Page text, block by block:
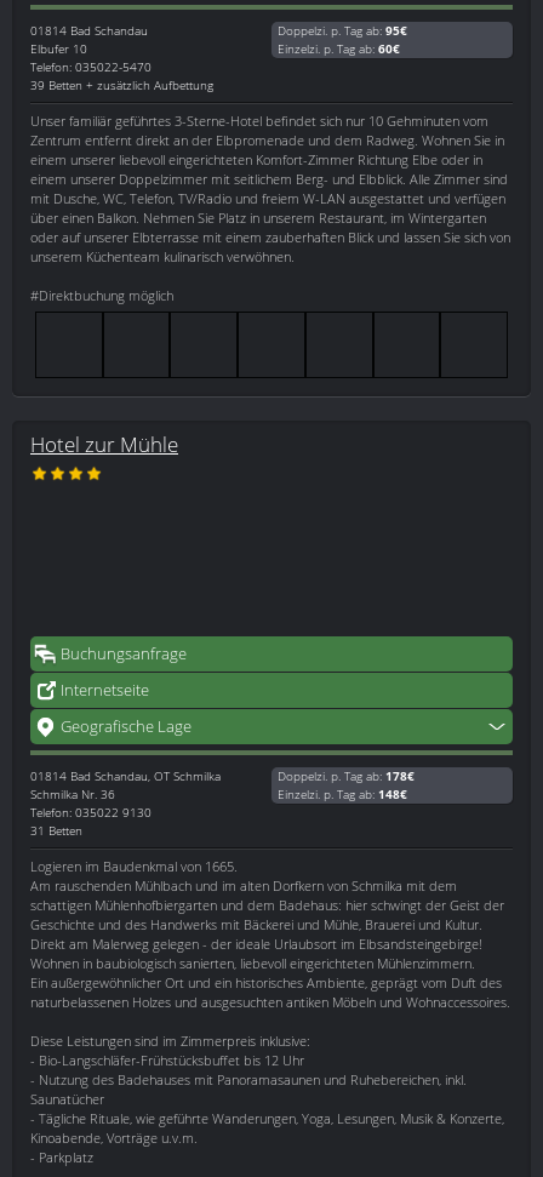
01814 Bad Schandau
Elbufer 10
Telefon: 035022-5470
39 Betten + zusätzlich Aufbettung
Doppelzi. p. Tag ab: 95€
Einzelzi. p. Tag ab: 60€
Unser familiär geführtes 3-Sterne-Hotel befindet sich nur 10 Gehminuten vom
Zentrum entfernt direkt an der Elbpromenade und dem Radweg. Wohnen Sie in
einem unserer liebevoll eingerichteten Komfort-Zimmer Richtung Elbe oder in
einem unserer Doppelzimmer mit seitlichem Berg- und Elbblick. Alle Zimmer sind
mit Dusche, WC, Telefon, TV/Radio und freiem W-LAN ausgestattet und verfügen
über einen Balkon. Nehmen Sie Platz in unserem Restaurant, im Wintergarten
oder auf unserer Elbterrasse mit einem zauberhaften Blick und lassen Sie sich von
unserem Küchenteam kulinarisch verwöhnen.
#Direktbuchung möglich
Hotel zur Mühle
Buchungsanfrage
Internetseite
Geografische Lage
01814 Bad Schandau, OT Schmilka
Schmilka Nr. 36
Telefon: 035022 9130
31 Betten
Doppelzi. p. Tag ab: 178€
Einzelzi. p. Tag ab: 148€
Logieren im Baudenkmal von 1665.
Am rauschenden Mühlbach und im alten Dorfkern von Schmilka mit dem
schattigen Mühlenhofbiergarten und dem Badehaus: hier schwingt der Geist der
Geschichte und des Handwerks mit Bäckerei und Mühle, Brauerei und Kultur.
Direkt am Malerweg gelegen - der ideale Urlaubsort im Elbsandsteingebirge!
Wohnen in baubiologisch sanierten, liebevoll eingerichteten Mühlenzimmern.
Ein außergewöhnlicher Ort und ein historisches Ambiente, geprägt vom Duft des
naturbelassenen Holzes und ausgesuchten antiken Möbeln und Wohnaccessoires.
Diese Leistungen sind im Zimmerpreis inklusive:
- Bio-Langschläfer-Frühstücksbuffet bis 12 Uhr
- Nutzung des Badehauses mit Panoramasaunen und Ruhebereichen, inkl.
Saunatücher
- Tägliche Rituale, wie geführte Wanderungen, Yoga, Lesungen, Musik & Konzerte,
Kinoabende, Vorträge u.v.m.
- Parkplatz